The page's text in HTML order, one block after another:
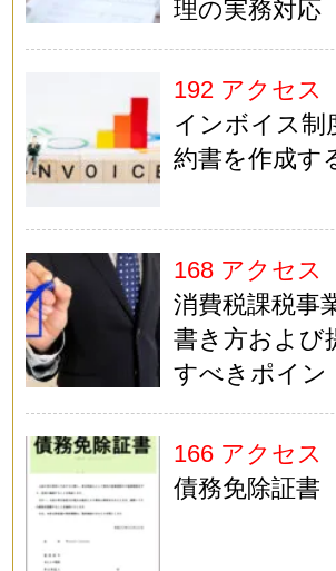
理の実務対応
192 アクセス
インボイス制
約書を作成す
168 アクセス
消費税課税事
書き方および
すべきポイン
166 アクセス
債務免除証書